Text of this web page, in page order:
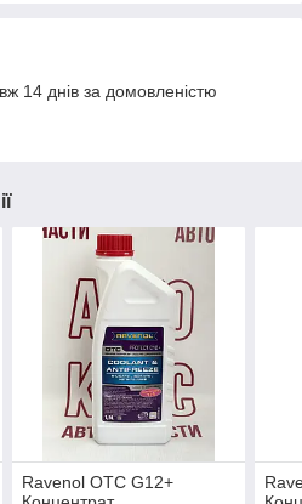
14 днів за домовленістю
Ravenol OTC G12+